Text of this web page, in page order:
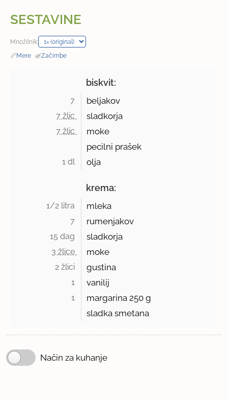
SESTAVINE
Množilnik:
📏Mere · 🌿Začimbe
biskvit:
7 beljakov
7 žlic sladkorja
7 žlic
moke
pecilni prašek
1 dl olja
krema:
1/2 litra mleka
7 rumenjakov
15 dag sladkorja
3 žlice moke
2 žlici gustina
1 vanilij
1 margarina250 g
sladka smetana
Način za kuhanje